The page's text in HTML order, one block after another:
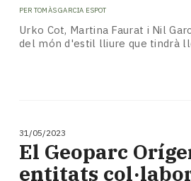
PER TOMÀS GARCIA ESPOT
Urko Cot, Martina Faurat i Nil
del món d'estil lliure que tindrà
31/05/2023
El Geoparc
entitats